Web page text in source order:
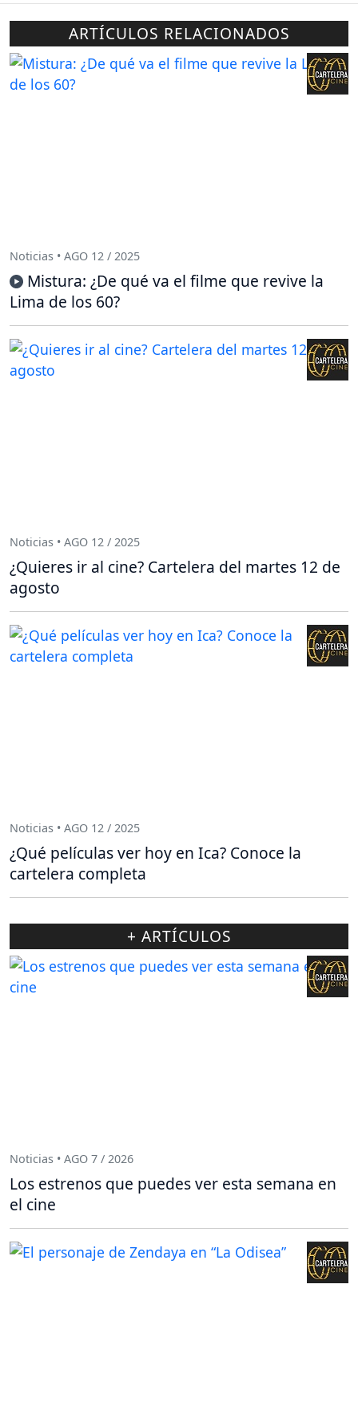
ARTÍCULOS RELACIONADOS
Noticias • AGO 12 / 2025
Mistura: ¿De qué va el filme que revive la
Lima de los 60?
Noticias • AGO 12 / 2025
¿Quieres ir al cine? Cartelera del martes 12 de
agosto
Noticias • AGO 12 / 2025
¿Qué películas ver hoy en Ica? Conoce la
cartelera completa
+ ARTÍCULOS
Noticias • AGO 7 / 2026
Los estrenos que puedes ver esta semana en
el cine